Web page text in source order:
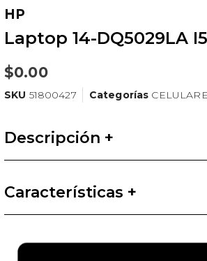
HP
Laptop 14-DQ5029LA I5
$0.00
SKU 51800427 Categorías
Descripción +
Características +